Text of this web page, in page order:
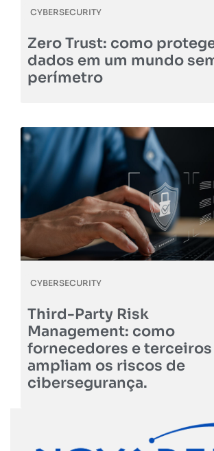
CYBERSECURITY
Zero Trust: como
dados em um mundo
perímetro
CYBERSECURITY
Third-Party Risk
Management: como
fornecedores e terceiros
ampliam os riscos de
cibersegurança.